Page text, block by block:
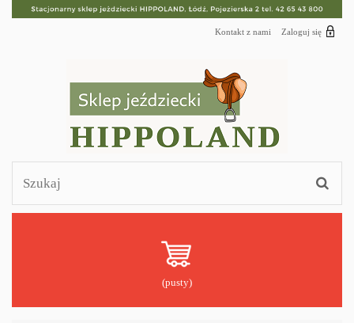
Zaloguj się
Kontakt z nami
(pusty)